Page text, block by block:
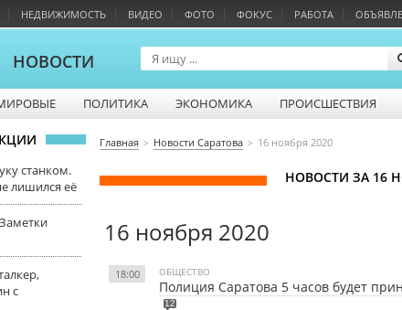
НЕДВИЖИМОСТЬ ВИДЕО ФОТО ФОКУС РАБОТА
НОВОСТИ
ПОЛИТИКА ЭКОНОМИКА ПРОИСШЕСТВИЯ
станком.
лишился её
с
Главная Новости Саратова 16 ноября 2020
НОВОСТИ ЗА 16
16 ноября 2020
18:00 ОБЩЕСТВО
Полиция Саратова 5 часов будет
12